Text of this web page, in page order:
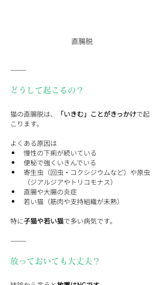
直腸脱
⸻
どうして起こるの？
猫の直腸脱は、 「いきむ」ことがきっかけで起
こります。
よくある原因は
慢性の下痢が続いている
便秘で強くいきんでいる
寄生虫（回虫・コクシジウムなど）や原虫
（ジアルジアやトリコモナス）
直腸や大腸の炎症
若い猫（筋肉や支持組織が未熟）
特に子猫や若い猫で多い病気です。
⸻
放っておいても大丈夫？